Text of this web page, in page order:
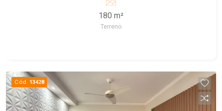
superior, recuo para 4 carros.
180 m²
Terreno
Cód. 13428